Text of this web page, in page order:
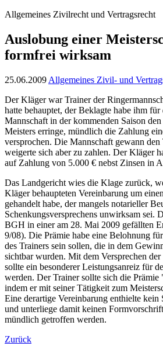
Allgemeines Zivilrecht und Vertragsrecht
Auslobung einer
formfrei wirksam
25.06.2009 Allgemeines Zivil- und
Der Kläger war Trainer der
hatte behauptet, der Beklagte habe ihm für
Mannschaft in der kommenden Saison
Meisters erringe, mündlich die Zahlung
versprochen. Die Mannschaft gewann
weigerte sich aber zu zahlen. Der Kläger
auf Zahlung von 5.000 € nebst Zinsen in
Das Landgericht wies die Klage zurück,
Kläger behaupteten Vereinbarung um
gehandelt habe, der mangels notarieller
Schenkungsversprechens unwirksam sei.
BGH in einer am 28. Mai 2009 gefällten
9/08). Die Prämie habe eine Belohnung
des Trainers sein sollen, die in dem
sichtbar wurden. Mit dem Versprechen
sollte ein besonderer Leistungsanreiz für
werden. Der Trainer sollte sich die
indem er mit seiner Tätigkeit zum
Eine derartige Vereinbarung enthielte kein
und unterliege damit keinen
mündlich getroffen werden.
Zurück